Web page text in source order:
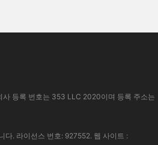
사 등록 번호는 353 LLC 2020이며 등록 주소는
. 라이선스 번호: 927552. 웹 사이트 :